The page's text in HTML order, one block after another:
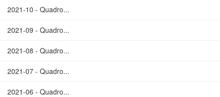
2021-10 - Quadro...
2021-09 - Quadro...
2021-08 - Quadro...
2021-07 - Quadro...
2021-06 - Quadro...